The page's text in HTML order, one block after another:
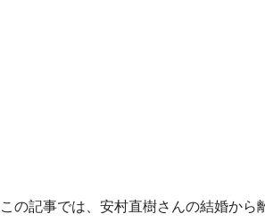
この記事では、安村直樹さんの結婚から